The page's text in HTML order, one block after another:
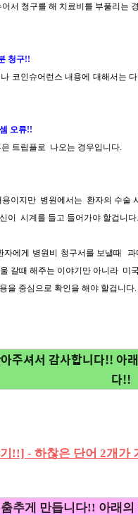
서 청구를 해 치료비를 부풀리는
청구!!
코인슈어런스 내용에 대해서는
오류!!
트립플로 나오는 경우입니다.
용이지만 병원에서는 환자의 수
이 시계를 들고 들어가야 할겁니다.
에게 병원비 청구서를 보낼때
갈때 해주는 이야기만 아니라
을 중심으로 확인을 해야 할겁니다.
셔서 감사합니다!! 아래
다!!
!!] - 하찮은 단어 2개가
추게 만듭니다!! 아래